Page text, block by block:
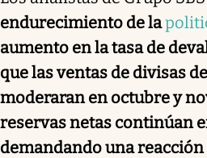
endurecimiento de la
aumento en la tasa de
que las ventas de divisas
moderaran en octubre y
reservas netas continúan
demandando una